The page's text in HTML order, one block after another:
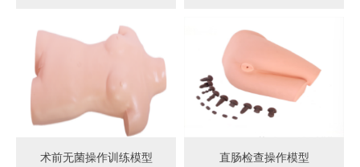
术前无菌操作训练模型 直肠检查操作模型